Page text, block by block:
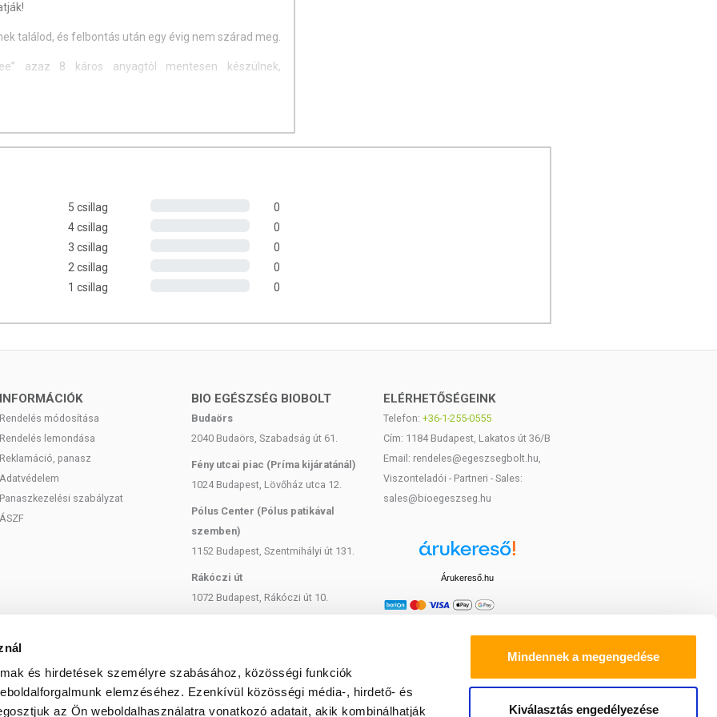
és hirdetések személyre szabásához, közösségi funkciók
elemzéséhez. Ezenkívül közösségi média-, hirdető- és
az Ön weboldalhasználatra vonatkozó adatait, akik kombinálhatják
Mindennek a megengedése
Kiválasztás engedélyezése
találod, és felbontás után egy évig nem szárad meg.
azaz 8 káros anyagtól mentesen készülnek,
ÜVEGBEN!
lélegzel be káros vegyi anyagokat, másrészt, ha
nem érintkeznek felesleges méreganyagokkal.
ehető... Érzékeny bőrűek és alkalmi lakkozók is
ékesíti a kezeket. A BoHo körömlakkjai annyira
A termék nem gyógyít betegségeket. A termék nem
esetén konzultáljon kezelőorvosával a használat előtt!
allergiás, ne használja a terméket! Ha kiütés jelentkezik,
elzárva tartandó.
5 csillag
0
4 csillag
0
3 csillag
0
2 csillag
0
1 csillag
0
INFORMÁCIÓK
Rendelés módosítása
Rendelés lemondása
Reklamáció, panasz
Adatvédelem
Panaszkezelési szabályzat
ÁSZF
BIO EGÉSZSÉG BIOBOLT
Budaörs
2040 Budaörs, Szabadság út 61.
Fény utcai piac (Príma kijáratánál)
1024 Budapest, Lövőház utca 12.
Pólus Center (Pólus patikával
szemben)
1152 Budapest, Szentmihályi út 131.
Rákóczi út
1072 Budapest, Rákóczi út 10.
Bartók Béla
1114 Budapest, Bartók Béla út 71.
ELÉRHETŐSÉGEINK
Telefon: +36-1-255-0555
Cím: 1184 Budapest, Lakatos út 36/B
Email: rendeles@egeszsegbolt.hu,
Viszonteladói - Partneri - Sales:
sales@bioegeszseg.hu
Árukereső.hu